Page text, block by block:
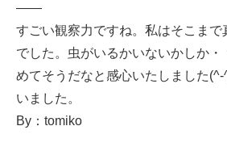
——
すごい観察力ですね。私はそこまで
でした。虫がいるかいないかしか・
めてそうだなと感心いたしました
いました。
By：tomiko